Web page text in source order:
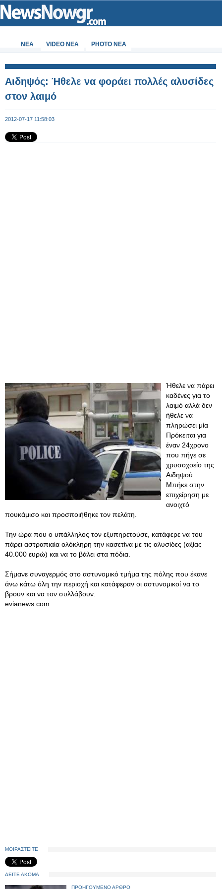
ΝΕΑ VIDEO NEA PHOTO NEA
Αιδηψός: Ήθελε να φοράει πολλές αλυσίδες
στον λαιμό
2012-07-17 11:58:03
Ήθελε να πάρει
καδένες για το
λαιμό αλλά δεν
ήθελε να
πληρώσει μία
Πρόκειται για
έναν 24χρονο
που πήγε σε
χρυσοχοείο της
Αιδηψού.
Μπήκε στην
επιχείρηση με
ανοιχτό
πουκάμισο και προσποιήθηκε τον πελάτη.
Την ώρα που ο υπάλληλος τον εξυπηρετούσε, κατάφερε να του
πάρει αστραπιαία ολόκληρη την κασετίνα με τις αλυσίδες (αξίας
40.000 ευρώ) και να το βάλει στα πόδια.
Σήμανε συναγερμός στο αστυνομικό τμήμα της πόλης που έκανε
άνω κάτω όλη την περιοχή και κατάφεραν οι αστυνομικοί να το
βρουν και να τον συλλάβουν.
evianews.com
ΜΟΙΡΑΣΤΕΙΤΕ
ΔΕΙΤΕ ΑΚΟΜΑ
ΠΡΟΗΓΟΥΜΕΝΟ ΑΡΘΡΟ